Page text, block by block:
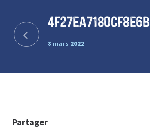
4f27ea7180cf8e6b
8 mars 2022
Partager